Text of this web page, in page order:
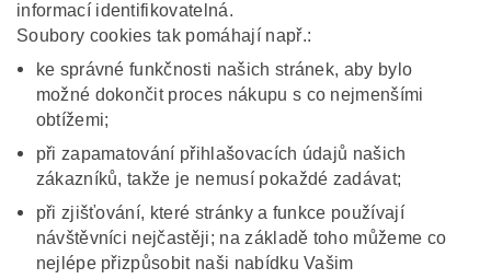
informací identifikovatelná.
Soubory cookies tak pomáhají např.:
ke správné funkčnosti našich stránek, aby bylo
možné dokončit proces nákupu s co nejmenšími
obtížemi;
při zapamatování přihlašovacích údajů našich
zákazníků, takže je nemusí pokaždé zadávat;
při zjišťování, které stránky a funkce používají
návštěvníci nejčastěji; na základě toho můžeme co
nejlépe přizpůsobit naši nabídku Vašim